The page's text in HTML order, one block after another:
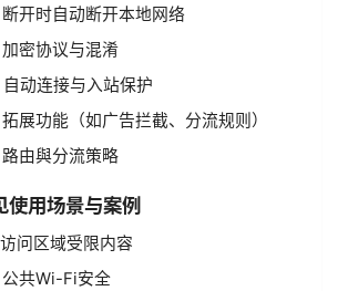
开时自动断开本地网络
密协议与混淆
动连接与入站保护
展功能（如广告拦截、分流规则）
由與分流策略
使用场景与案例
问区域受限内容
共Wi-Fi安全